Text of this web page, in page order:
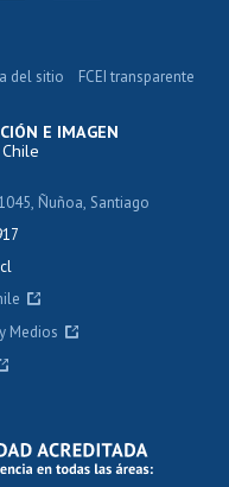
E IMAGEN
Ñuñoa, Santiago
del sitio FCEI transparente
Medios